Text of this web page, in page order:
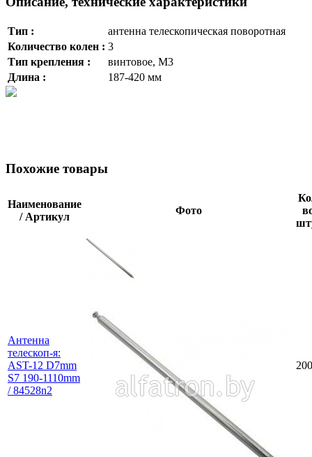
Тип :
антенна телескопическая поворотная
Количество колен : 3
Тип крепления :
винтовое, M3
Длина :
187-420 мм
Похожие товары
Наименование
/ Артикул
Фото
Антенна
телескоп-я:
AST-12 D7mm
S7 190-1110mm
/ 84528n2
200